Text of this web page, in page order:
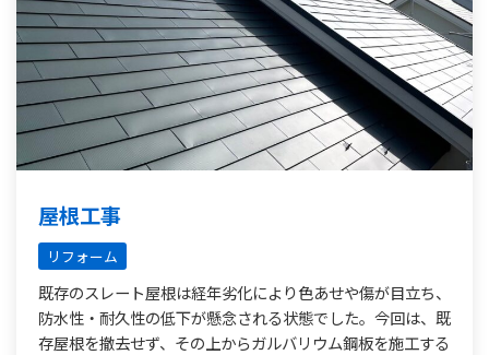
屋根工事
リフォーム
既存のスレート屋根は経年劣化により色あせや傷が目立ち、
防水性・耐久性の低下が懸念される状態でした。今回は、既
存屋根を撤去せず、その上からガルバリウム鋼板を施工する